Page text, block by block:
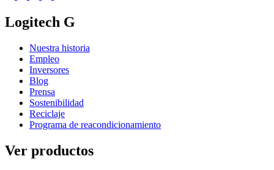
Logitech G
Nuestra historia
Empleo
Inversores
Blog
Prensa
Sostenibilidad
Reciclaje
Programa de reacondicionamiento
Ver productos